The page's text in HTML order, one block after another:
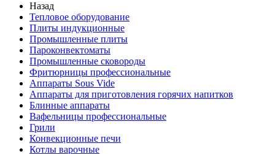
Назад
Тепловое оборудование
Плиты индукционные
Промышленные плиты
Пароконвектоматы
Промышленные сковороды
Фритюрницы профессиональные
Аппараты Sous Vide
Аппараты для приготовления горячих напитков
Блинные аппараты
Вафельницы профессиональные
Грили
Конвекционные печи
Котлы варочные